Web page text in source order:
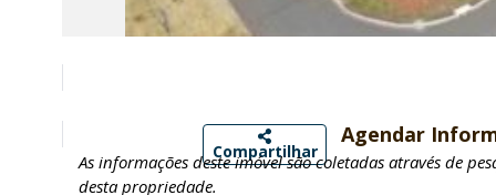
Compartilhar
Agendar
As informações deste imóvel são coletadas através de
desta propriedade.